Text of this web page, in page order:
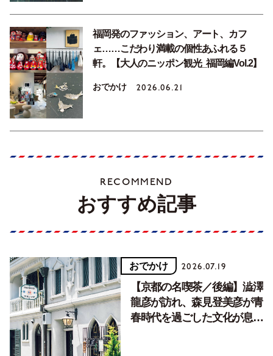
福岡発のファッション、アート、カフ
ェ……こだわり満載の個性あふれる５
軒。【大人のニッポン観光_福岡編Vol.2】
おでかけ 2026.06.21
RECOMMEND
おすすめ記事
おでかけ 2026.07.19
【京都の名喫茶／後編】澁澤
龍彦が訪れ、森見登美彦が青
春時代を過ごした文化が息づ